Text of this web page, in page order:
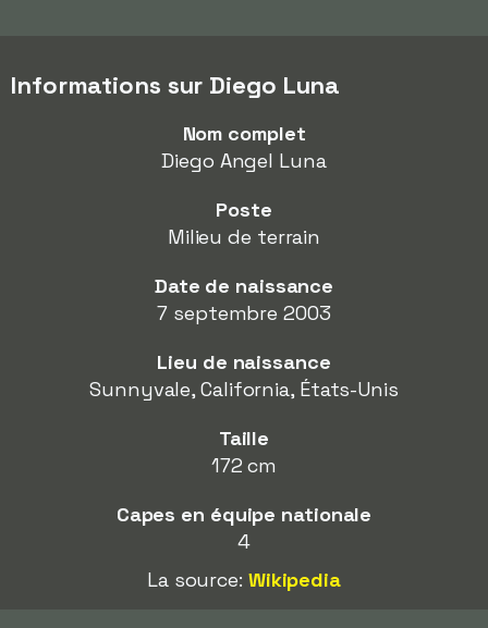
Informations sur Diego Luna
Nom complet
Diego Angel Luna
Poste
Milieu de terrain
Date de naissance
7 septembre 2003
Lieu de naissance
Sunnyvale, California, États-Unis
Taille
172 cm
Capes en équipe nationale
4
La source: Wikipedia